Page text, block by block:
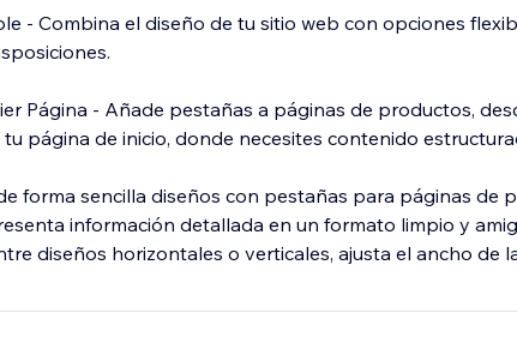
- Combina el diseño de tu sitio web con opciones
Página - Añade pestañas a páginas de productos,
tu página de inicio, donde necesites contenido
forma sencilla diseños con pestañas para páginas de
información detallada en un formato limpio y
diseños horizontales o verticales, ajusta el ancho de
la gestión de descripciones de productos y diseños de